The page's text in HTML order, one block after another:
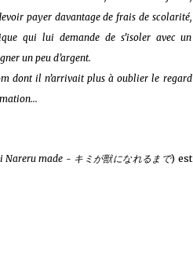
payer davantage de frais de scolarité,
qui lui demande de s’isoler avec un
un peu d’argent.
dont il n’arrivait plus à oublier le regard
Nareru made - キミが獣になれるまで) est